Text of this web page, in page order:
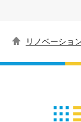
リノベーショ